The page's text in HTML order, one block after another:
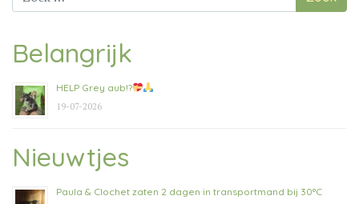
naar:
Belangrijk
HELP Grey aub!?
19-07-2026
Nieuwtjes
Paula & Clochet zaten 2 dagen in transportmand bij 30°C